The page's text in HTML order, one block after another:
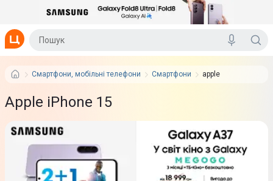
Смартфони, мобільні телефони Смартфони apple
Apple iPhone 15